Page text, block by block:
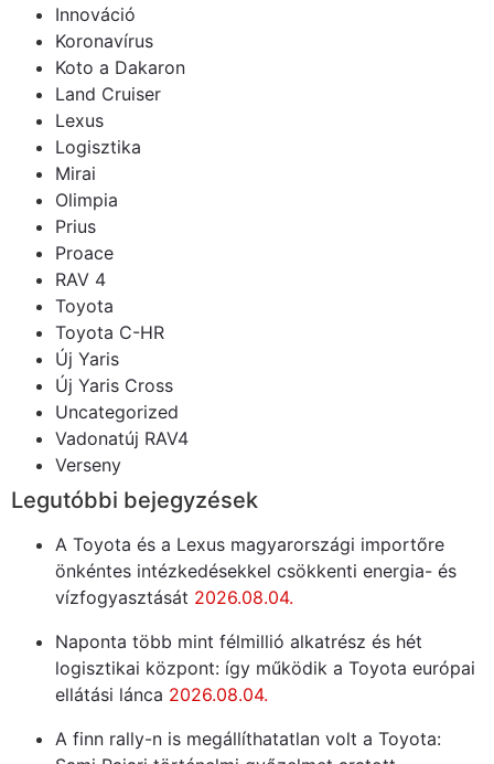
Innováció
Koronavírus
Koto a Dakaron
Land Cruiser
Lexus
Logisztika
Mirai
Olimpia
Prius
Proace
RAV 4
Toyota
Toyota C-HR
Új Yaris
Új Yaris Cross
Uncategorized
Vadonatúj RAV4
Verseny
Legutóbbi bejegyzések
A Toyota és a Lexus magyarországi importőre
önkéntes intézkedésekkel csökkenti energia- és
vízfogyasztását 2026.08.04.
Naponta több mint félmillió alkatrész és hét
logisztikai központ: így működik a Toyota európai
ellátási lánca 2026.08.04.
A finn rally-n is megállíthatatlan volt a Toyota: